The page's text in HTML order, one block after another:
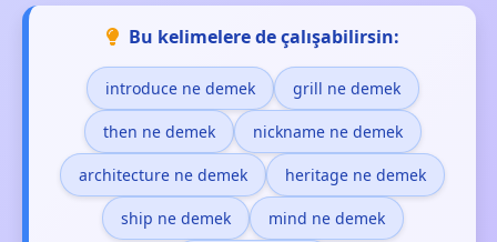
Bu kelimelere de çalışabilirsin:
introduce ne demek grill ne demek
then ne demek nickname ne demek
architecture ne demek heritage ne demek
ship ne demek mind ne demek